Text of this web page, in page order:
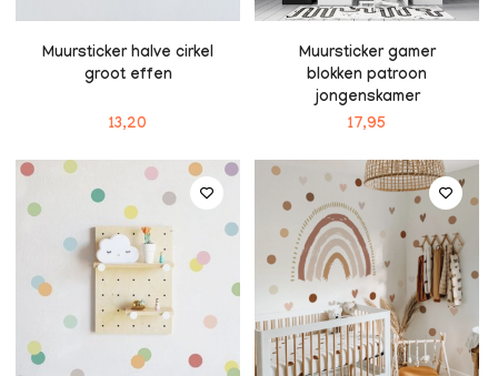
Muursticker halve cirkel
groot effen
13,20
Muursticker gamer
blokken patroon
jongenskamer
17,95